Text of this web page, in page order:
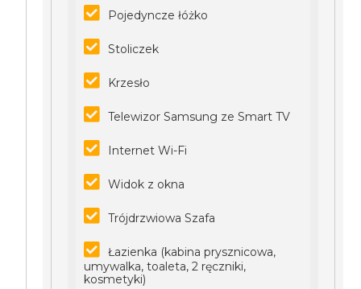
Pojedyncze łóżko
Stoliczek
Krzesło
Telewizor Samsung ze Smart TV
Internet Wi-Fi
Widok z okna
Trójdrzwiowa Szafa
Łazienka (kabina prysznicowa,
umywalka, toaleta, 2 ręczniki,
kosmetyki)